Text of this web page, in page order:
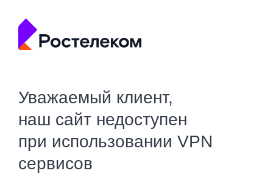
Уважаемый клиент,
наш сайт недоступен
при использовании VPN
сервисов